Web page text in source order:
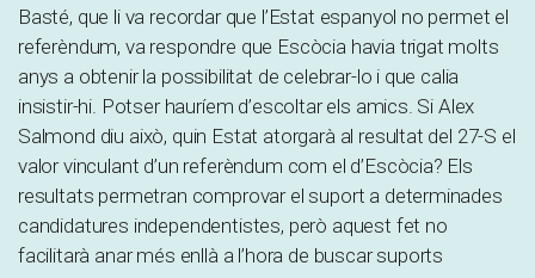
Basté, que li va recordar que l’Estat espanyol no permet el
referèndum, va respondre que Escòcia havia trigat molts
anys a obtenir la possibilitat de celebrar-lo i que calia
insistir-hi. Potser hauríem d’escoltar els amics. Si Alex
Salmond diu això, quin Estat atorgarà al resultat del 27-S el
valor vinculant d’un referèndum com el d’Escòcia? Els
resultats permetran comprovar el suport a determinades
candidatures independentistes, però aquest fet no
facilitarà anar més enllà a l’hora de buscar suports